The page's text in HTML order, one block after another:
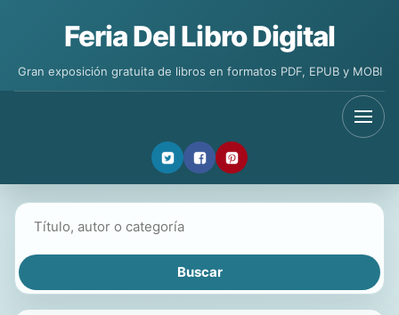
Feria Del Libro Digital
Gran exposición gratuita de libros en formatos PDF, EPUB y MOBI